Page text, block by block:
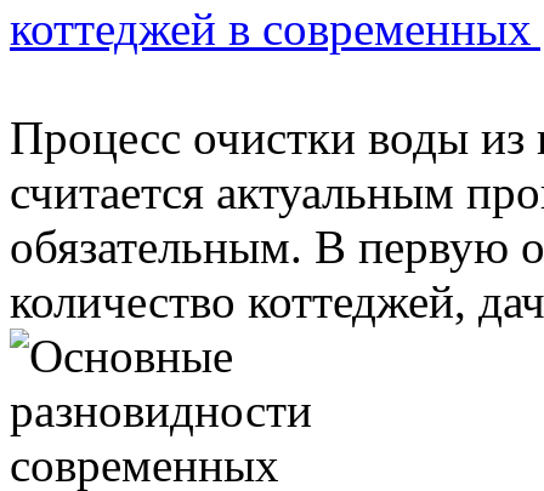
коттеджей в современных
Процесс очистки воды из
считается актуальным
обязательным. В первую
количество коттеджей,